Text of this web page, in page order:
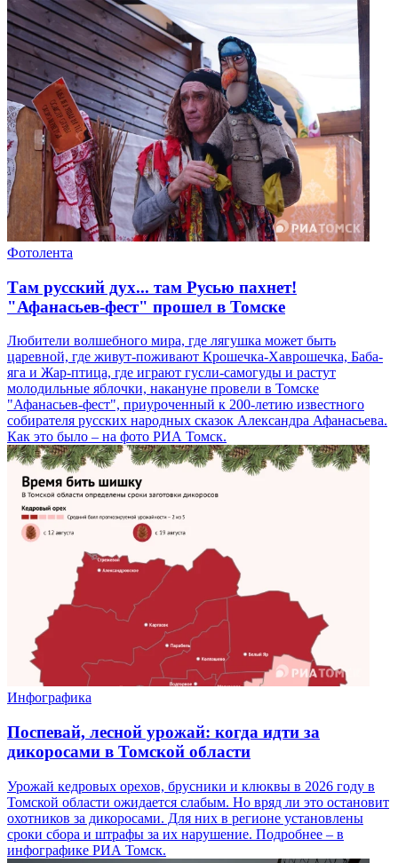
Фотолента
Там русский дух... там Русью пахнет!
"Афанасьев-фест" прошел в Томске
Любители волшебного мира, где лягушка может быть
царевной, где живут-поживают Крошечка-Хаврошечка, Баба-
яга и Жар-птица, где играют гусли-самогуды и растут
молодильные яблочки, накануне провели в Томске
"Афанасьев-фест", приуроченный к 200-летию известного
собирателя русских народных сказок Александра Афанасьева.
Как это было – на фото РИА Томск.
Инфографика
Поспевай, лесной урожай: когда идти за
дикоросами в Томской области
Урожай кедровых орехов, брусники и клюквы в 2026 году в
Томской области ожидается слабым. Но вряд ли это остановит
охотников за дикоросами. Для них в регионе установлены
сроки сбора и штрафы за их нарушение. Подробнее – в
инфографике РИА Томск.